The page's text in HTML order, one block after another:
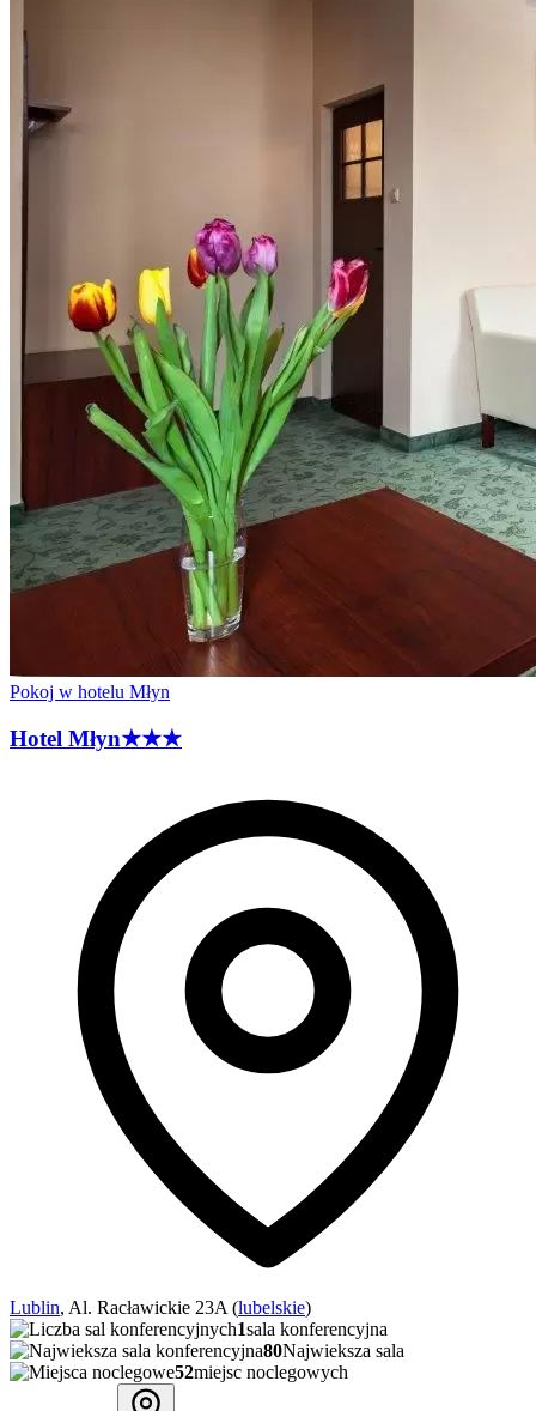
Pokoj w hotelu Młyn
Hotel Młyn★★★
Lublin, Al. Racławickie 23A (lubelskie)
1sala konferencyjna
80Najwieksza sala
52miejsc noclegowych